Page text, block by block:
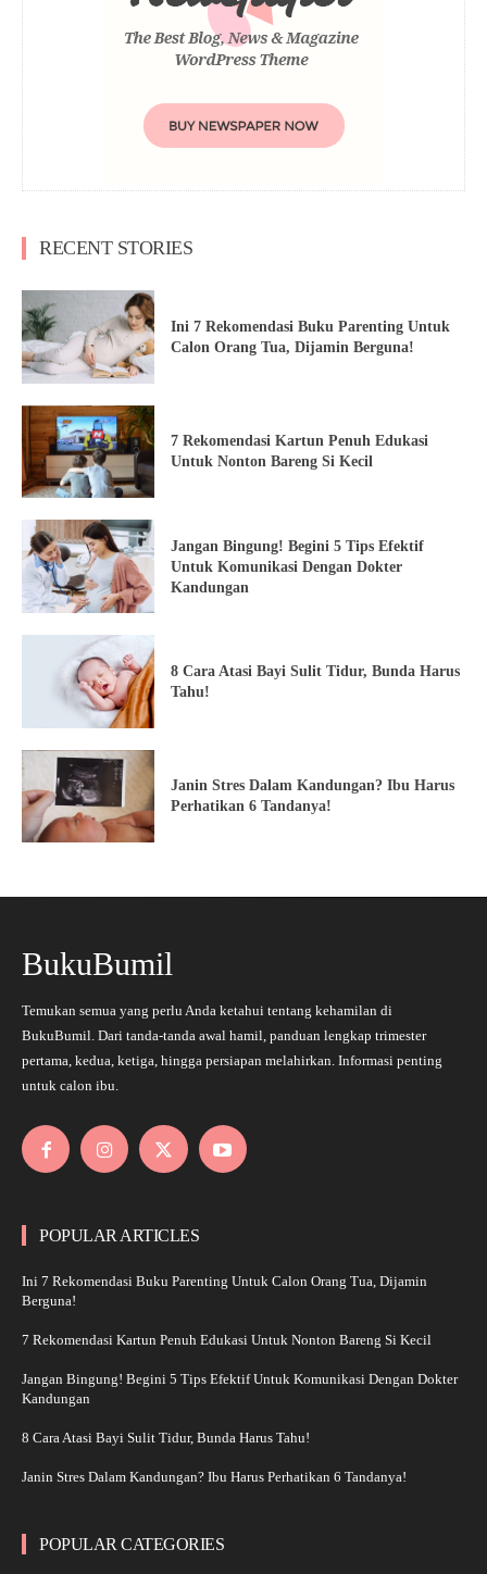
RECENT STORIES
Ini 7 Rekomendasi Buku Parenting Untuk
Calon Orang Tua, Dijamin Berguna!
7 Rekomendasi Kartun Penuh Edukasi
Untuk Nonton Bareng Si Kecil
Jangan Bingung! Begini 5 Tips Efektif
Untuk Komunikasi Dengan Dokter
Kandungan
8 Cara Atasi Bayi Sulit Tidur, Bunda Harus
Tahu!
Janin Stres Dalam Kandungan? Ibu Harus
Perhatikan 6 Tandanya!
BukuBumil
Temukan semua yang perlu Anda ketahui tentang kehamilan di
BukuBumil. Dari tanda-tanda awal hamil, panduan lengkap trimester
pertama, kedua, ketiga, hingga persiapan melahirkan. Informasi penting
untuk calon ibu.
POPULAR ARTICLES
Ini 7 Rekomendasi Buku Parenting Untuk Calon Orang Tua, Dijamin
Berguna!
7 Rekomendasi Kartun Penuh Edukasi Untuk Nonton Bareng Si Kecil
Jangan Bingung! Begini 5 Tips Efektif Untuk Komunikasi Dengan Dokter
Kandungan
8 Cara Atasi Bayi Sulit Tidur, Bunda Harus Tahu!
Janin Stres Dalam Kandungan? Ibu Harus Perhatikan 6 Tandanya!
POPULAR CATEGORIES